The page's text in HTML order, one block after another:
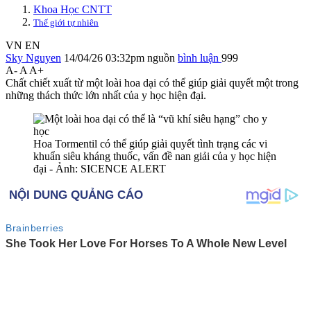
Khoa Học CNTT
Thế giới tự nhiên
VN EN
Sky Nguyen 14/04/26 03:32pm nguồn bình luận 999
A- A A+
Chất chiết xuất từ một loài hoa dại có thể giúp giải quyết một trong
những thách thức lớn nhất của y học hiện đại.
Hoa Tormentil có thể giúp giải quyết tình trạng các vi
khuẩn siêu kháng thuốc, vấn đề nan giải của y học hiện
đại - Ảnh: SICENCE ALERT